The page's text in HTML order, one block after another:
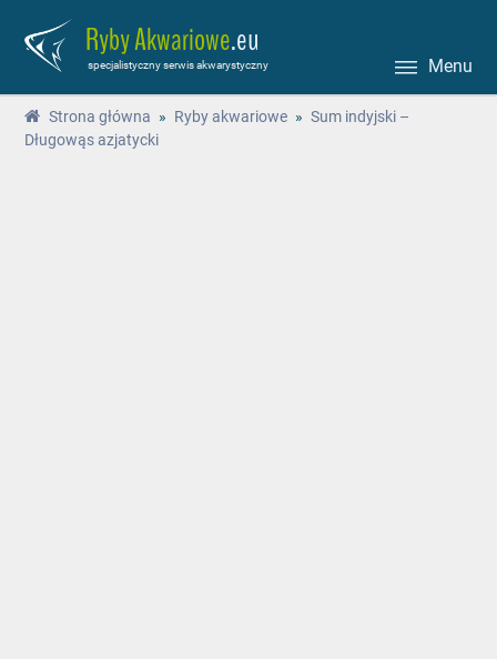
Ryby Akwariowe.eu
specjalistyczny serwis akwarystyczny Menu
Strona główna » Ryby akwariowe » Sum indyjski –
Długowąs azjatycki